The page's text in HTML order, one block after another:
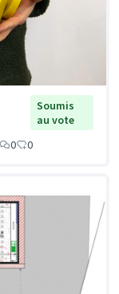
Soumis
au vote
0 0